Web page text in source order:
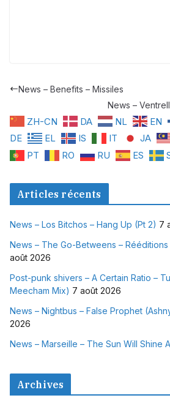
News – Benefits – Missiles
News –
ZH-CN DA NL EN
DE
EL IS IT JA
PT
RO RU ES
Articles récents
News – Los Bitchos – Hang Up (Pt 2) 7
News – The Go-Betweens –
août 2026
Post-punk shivers – A Certain Ratio –
Meecham Mix) 7 août 2026
News – Nightbus – False Prophet
2026
News – Marseille – The Sun Will Shine
Archives